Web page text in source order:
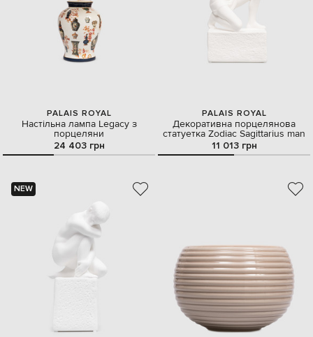
PALAIS ROYAL
Настільна лампа Legacy з
порцеляни
24 403 грн
PALAIS ROYAL
Декоративна порцелянова
статуетка Zodiac Sagittarius man
11 013 грн
NEW